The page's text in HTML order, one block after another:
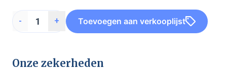
6
6
4
2
4
2
6
5
- + Toevoegen aan verkooplijst
Onze zekerheden